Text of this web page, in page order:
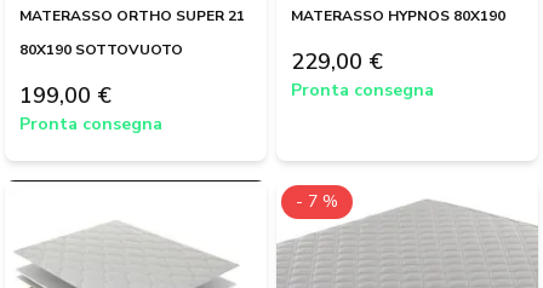
MATERASSO ORTHO SUPER 21
80X190 SOTTOVUOTO
199,00 €
Pronta consegna
MATERASSO HYPNOS 80X190
229,00 €
Pronta consegna
- 7 %